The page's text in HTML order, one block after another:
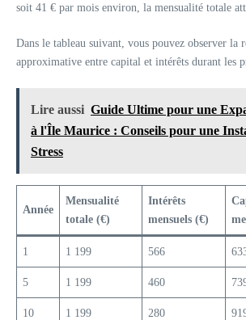
soit 41 € par mois environ, la mensualité totale
Dans le tableau suivant, vous pouvez observer la
approximative entre capital et intérêts durant les
Lire aussi Guide Ultime pour une
à l'Île Maurice : Conseils pour une
Stress
Année
Mensualité
totale (€)
Intérêts
mensuels (€)
1 1 199 566
5 1 199 460
10 1 199 280